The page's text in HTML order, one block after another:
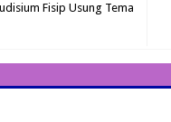
Fisip Usung Tema